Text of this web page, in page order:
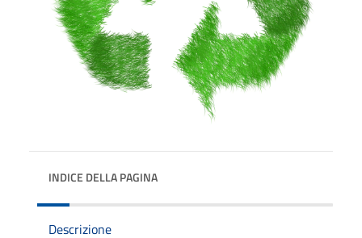
INDICE DELLA PAGINA
Descrizione